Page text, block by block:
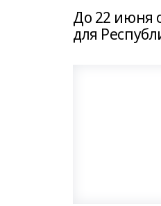
До 22 июня
для